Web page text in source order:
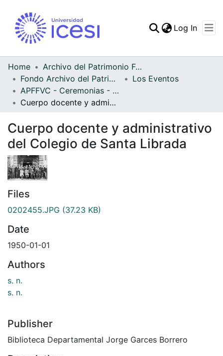
Statistics
Log In
Home
Archivo del Patrimonio Fotográfico y Fílmico del Valle del Cauca
Fondo Archivo del Patrimonio Fotográfico y Fílmico del Valle del Cauca
Los Eventos
APFFVC - Ceremonias - Patrimonial
Cuerpo docente y administrativo del Colegio de Santa Librada
Cuerpo docente y administrativo
del Colegio de Santa Librada
Files
0202455.JPG (37.23 KB)
Date
1950-01-01
Authors
s. n.
s. n.
Publisher
Biblioteca Departamental Jorge Garces Borrero